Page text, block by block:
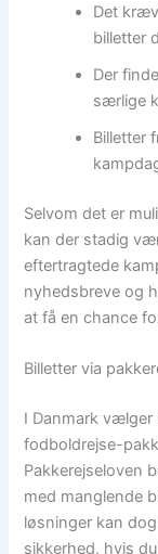
Det
billetter
Der
særlige
Billetter
Selvom det er
kan der stadig
eftertragtede
nyhedsbreve og
at få en chance
Billetter via
I Danmark vælger
fodboldrejse-
Pakkerejseloven
med manglende
løsninger kan
sikkerhed, hvis